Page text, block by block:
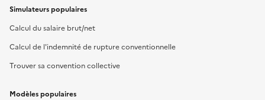
Simulateurs populaires
Calcul du salaire brut/net
Calcul de l'indemnité de rupture conventionnelle
Trouver sa convention collective
Modèles populaires